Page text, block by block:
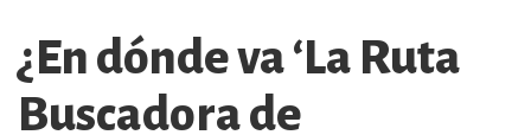
¿En dónde va ‘La Ruta
Buscadora de